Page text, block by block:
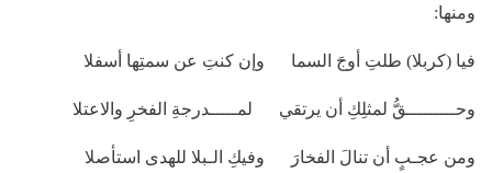
ومنها:
فيا (كربلا) طلتِ أوجَ السما وإن كنتِ عن سمتِها أسفلا
وحـــــــــقُّ لمثلِكِ أن يرتقي لمـــــدرجةِ الفخرِ والاعتلا
ومن عجـبٍ أن تنالَ الفخارَ وفيكِ الـبلا للهدى استأصلا